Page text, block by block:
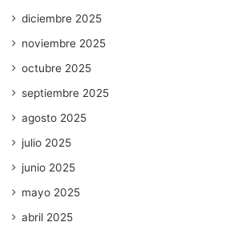
diciembre 2025
noviembre 2025
octubre 2025
septiembre 2025
agosto 2025
julio 2025
junio 2025
mayo 2025
abril 2025